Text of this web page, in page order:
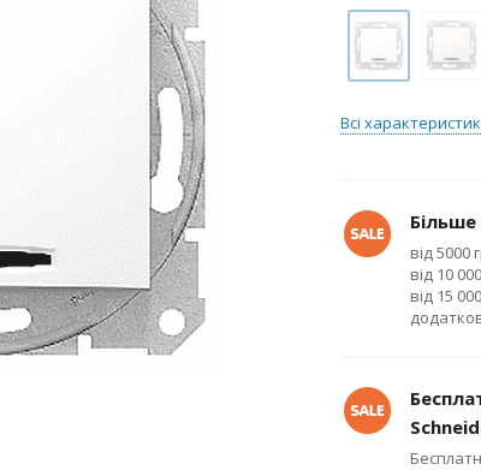
Всі
від 5000
від 10
від 15